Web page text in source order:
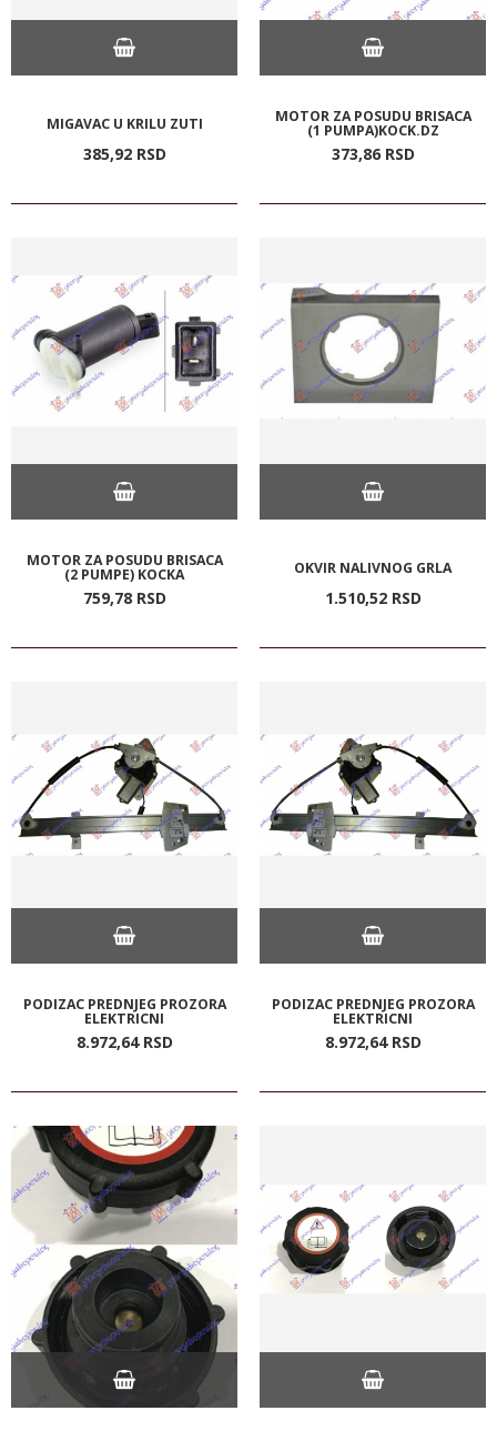
MIGAVAC U KRILU ZUTI
385,92 RSD
MOTOR ZA POSUDU BRISACA
(1 PUMPA)KOCK.DZ
373,86 RSD
MOTOR ZA POSUDU BRISACA
(2 PUMPE) KOCKA
759,78 RSD
OKVIR NALIVNOG GRLA
1.510,52 RSD
PODIZAC PREDNJEG PROZORA
ELEKTRICNI
8.972,64 RSD
PODIZAC PREDNJEG PROZORA
ELEKTRICNI
8.972,64 RSD